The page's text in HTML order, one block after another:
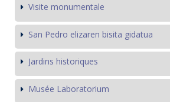
Visite monumentale
San Pedro elizaren bisita gidatua
Jardins historiques
Musée Laboratorium